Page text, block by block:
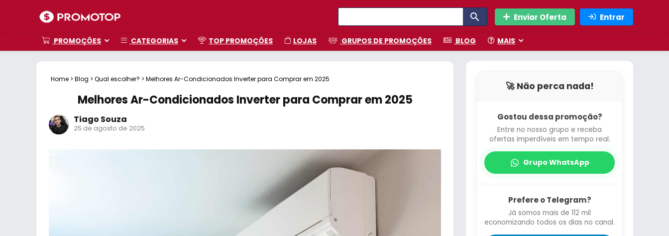
Enviar Oferta Entrar
PROMOÇÕES CATEGORIAS TOP PROMOÇÕES LOJAS GRUPOS DE PROMOÇÕES BLOG MAIS
Home > Blog > Qual escolher? > Melhores Ar-Condicionados Inverter para Comprar em 2025
Melhores Ar-Condicionados Inverter para Comprar em 2025
Tiago Souza
25 de agosto de 2025
🚀 Não perca nada!
Gostou dessa promoção?
Entre no nosso grupo e receba
ofertas imperdíveis em tempo real.
Grupo WhatsApp
Prefere o Telegram?
Já somos mais de 112 mil
economizando todos os dias no canal.